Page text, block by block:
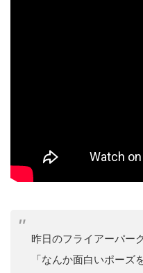
昨日のフライアーパー
「なんか面白いポーズ